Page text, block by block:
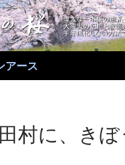
アース
村に、きぼ